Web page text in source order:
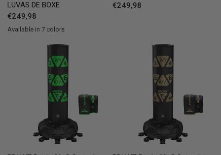
LUVAS DE BOXE
€249,98
Available in 7 colors
€249,98